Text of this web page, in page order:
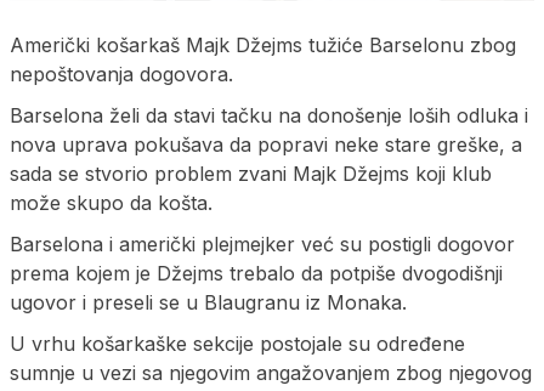
Američki košarkaš Majk Džejms tužiće Barselonu zbog
nepoštovanja dogovora.
Barselona želi da stavi tačku na donošenje loših odluka i
nova uprava pokušava da popravi neke stare greške, a
sada se stvorio problem zvani Majk Džejms koji klub
može skupo da košta.
Barselona i američki plejmejker već su postigli dogovor
prema kojem je Džejms trebalo da potpiše dvogodišnji
ugovor i preseli se u Blaugranu iz Monaka.
U vrhu košarkaške sekcije postojale su određene
sumnje u vezi sa njegovim angažovanjem zbog njegovog